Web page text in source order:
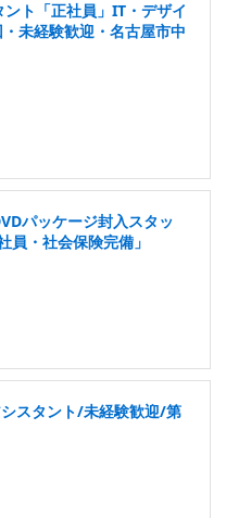
ト「正社員」IT・デザイ
未経験歓迎・名古屋市中
パッケージ封入スタッ
員・社会保険完備」
スタント/未経験歓迎/第